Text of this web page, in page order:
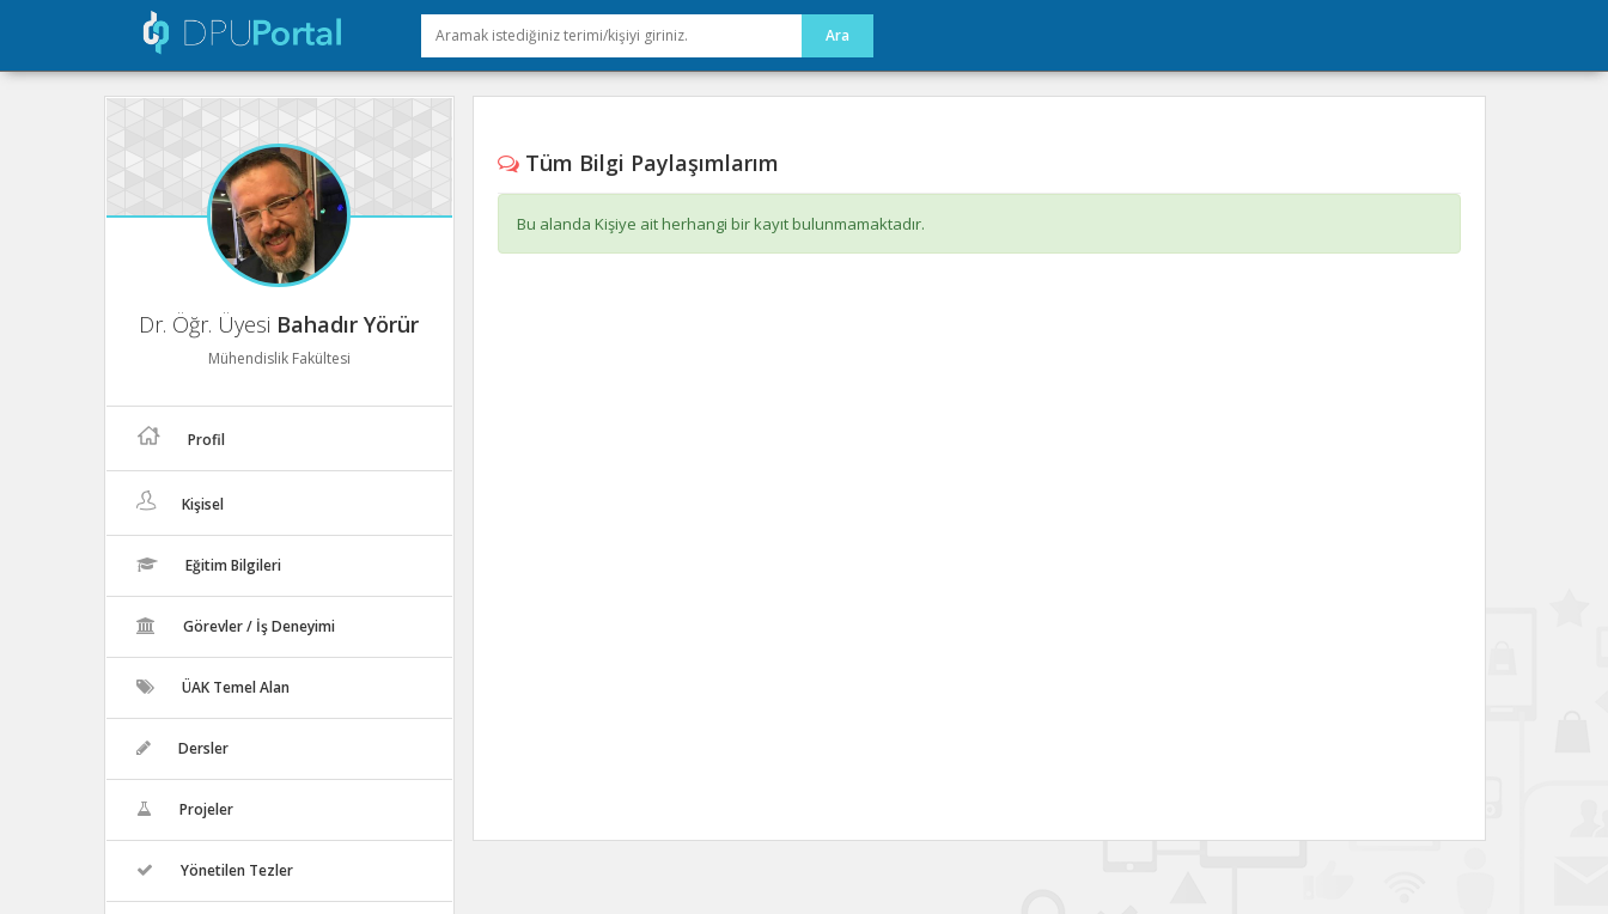
Dr. Öğr. Üyesi Bahadır Yörür
Mühendislik Fakültesi
Profil
Kişisel
Eğitim Bilgileri
Görevler / İş Deneyimi
ÜAK Temel Alan
Dersler
Projeler
Yönetilen Tezler
Tüm Bilgi Paylaşımlarım
Bu alanda Kişiye ait herhangi bir kayıt bulunmamaktadır.